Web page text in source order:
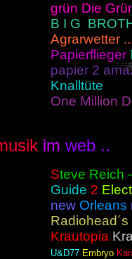
grün Die
B I G
Agrarwetter
Papierflieger
papier 2
Knalltüte
One Million
im web ..
Steve Reich -
Guide 2
new Orleans
Krautopia
U&D77 Embryo